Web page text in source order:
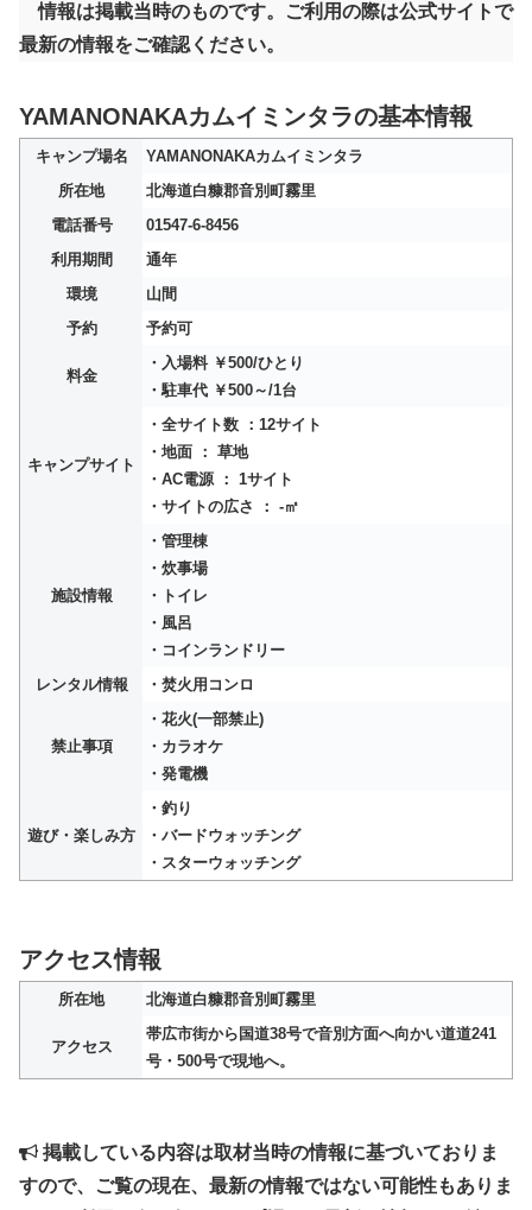
情報は掲載当時のものです。ご利用の際は公式サイトで
最新の情報をご確認ください。
YAMANONAKAカムイミンタラの基本情報
キャンプ場名
YAMANONAKAカムイミンタラ
所在地
北海道白糠郡音別町霧里
電話番号
01547-6-8456
利用期間
通年
環境
山間
予約
予約可
料金
・入場料 ￥500/ひとり
・駐車代 ￥500～/1台
キャンプサイト
・全サイト数 ：12サイト
・地面 ： 草地
・AC電源 ： 1サイト
・サイトの広さ ： -㎡
施設情報
・管理棟
・炊事場
・トイレ
・風呂
・コインランドリー
レンタル情報
・焚火用コンロ
禁止事項
・花火(一部禁止)
・カラオケ
・発電機
遊び・楽しみ方
・釣り
・バードウォッチング
・スターウォッチング
アクセス情報
所在地 北海道白糠郡音別町霧里
アクセス
帯広市街から国道38号で音別方面へ向かい道道241
号・500号で現地へ。
掲載している内容は取材当時の情報に基づいておりま
すので、ご覧の現在、最新の情報ではない可能性もありま